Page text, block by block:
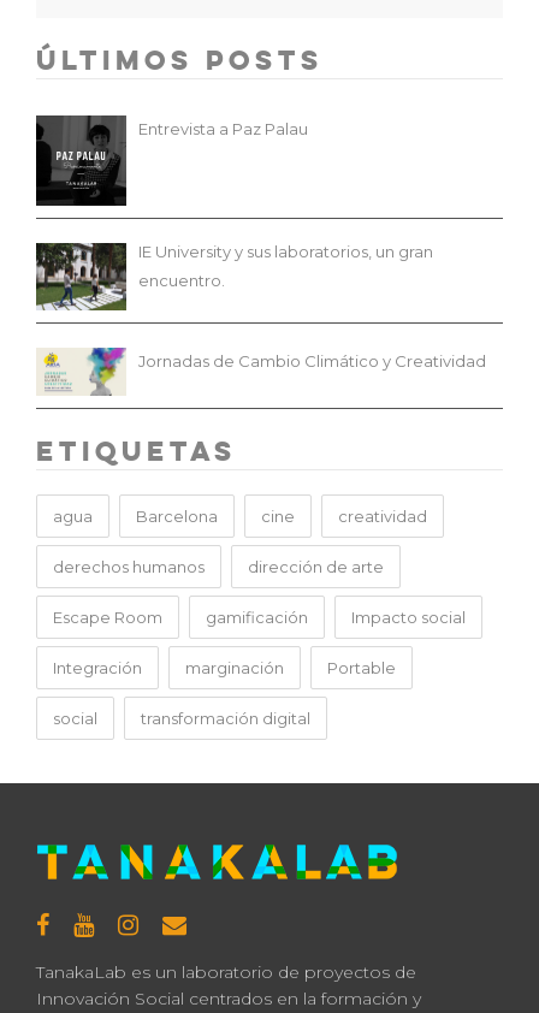
Últimos Posts
Entrevista a Paz Palau
IE University y sus laboratorios, un gran
encuentro.
Jornadas de Cambio Climático y Creatividad
Etiquetas
Barcelona cine creatividad
derechos humanos dirección de arte
Escape Room gamificación Impacto social
Integración marginación Portable
social transformación digital
TanakaLab es un laboratorio de proyectos de
Innovación Social centrados en la formación y